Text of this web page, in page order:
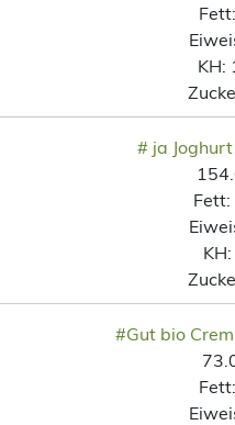
Fett:
KH:
# ja
Fett:
KH:
#Gut bio
Fett: